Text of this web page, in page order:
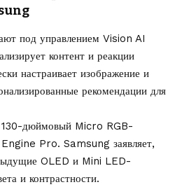
под управлением Vision AI
контент и реакции
настраивает изображение и
рекомендации для
130-дюймовый Micro RGB-
Pro. Samsung заявляет,
OLED и Mini LED-
и контрастности.